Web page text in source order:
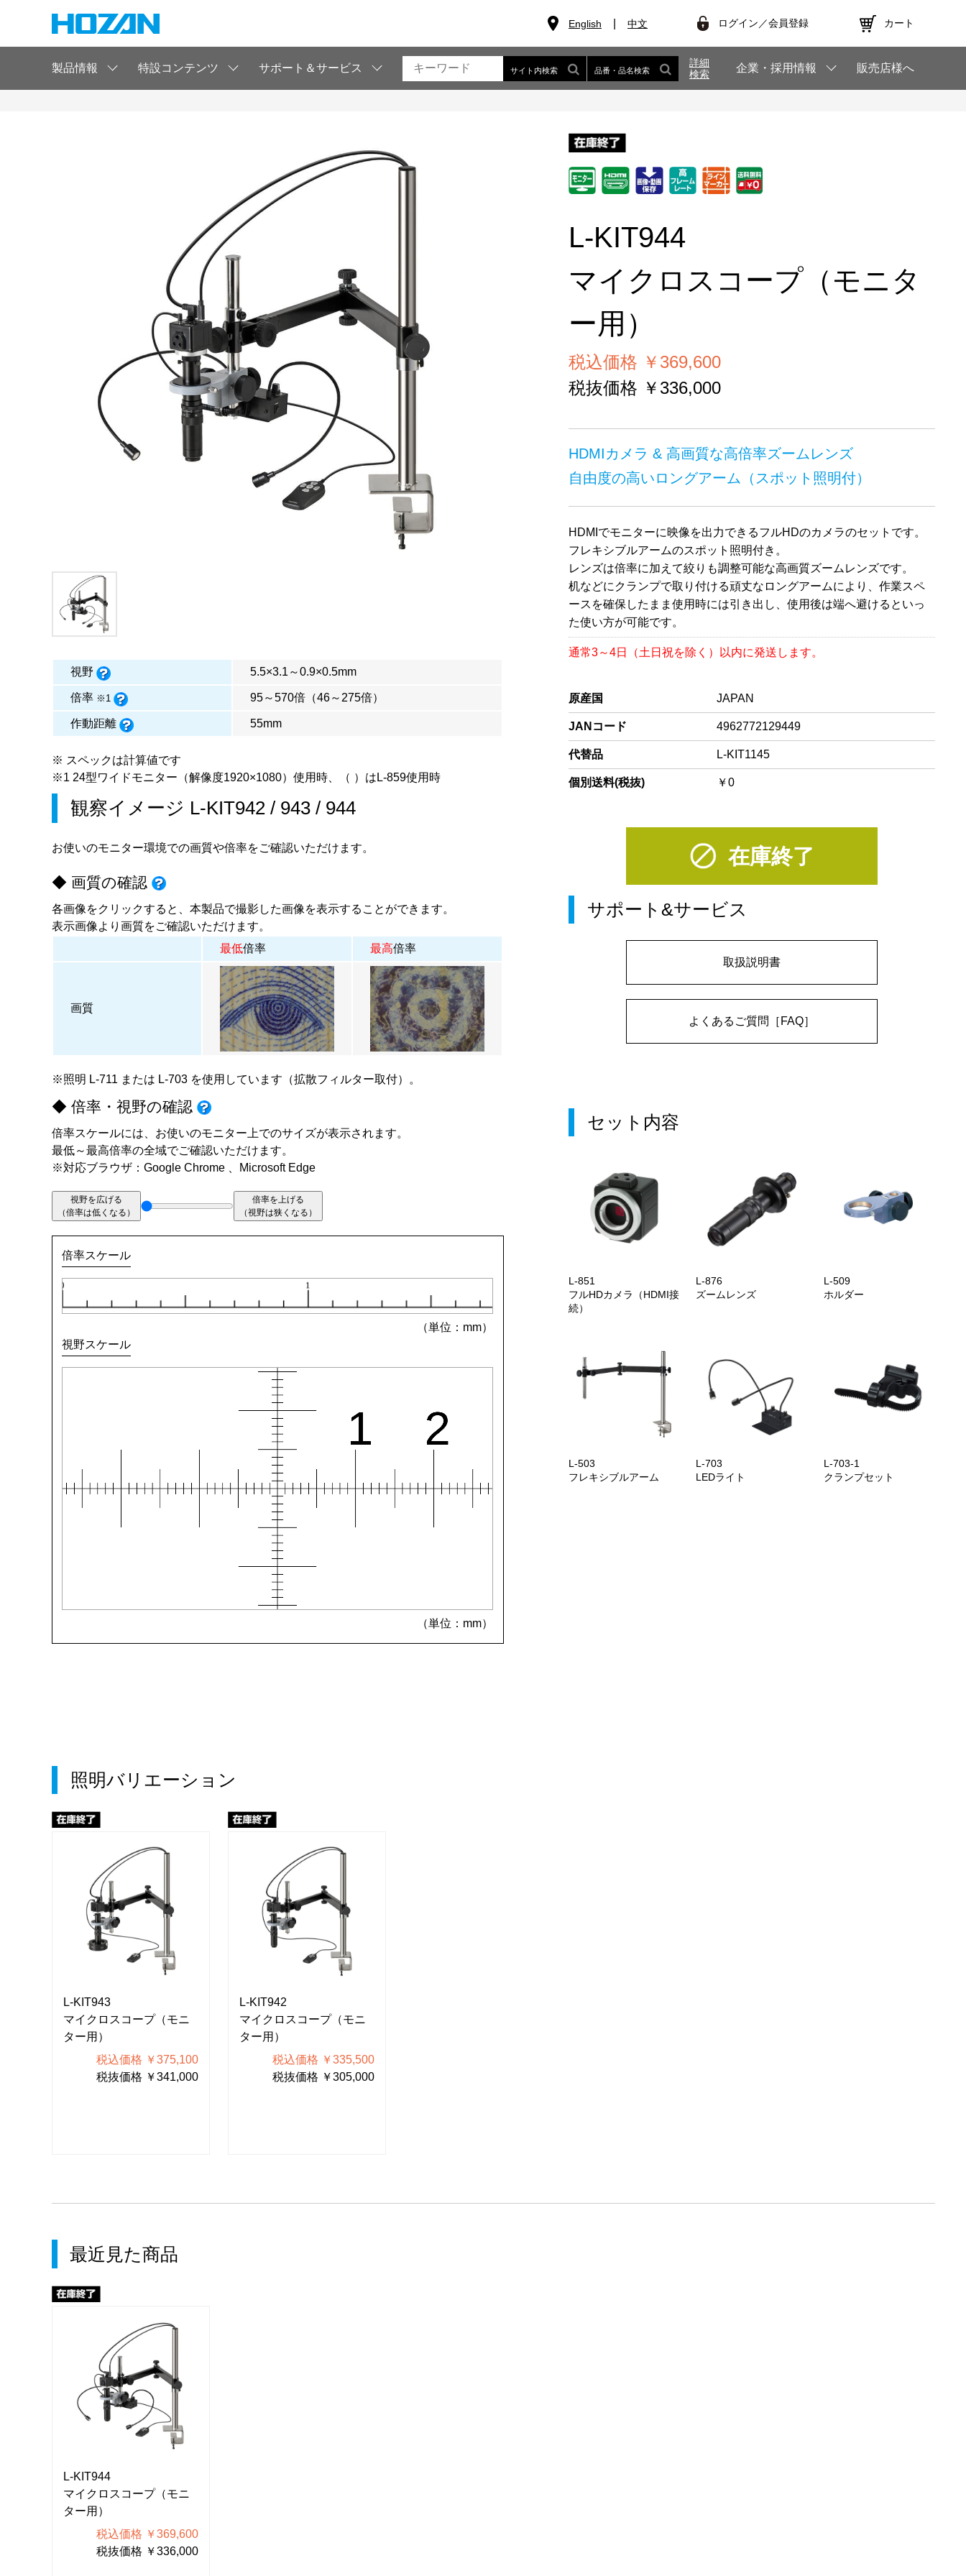
English 中文 ログイン／会員登録 カート
製品情報 特設コンテンツ サポート＆サービス サイト内検索 品番・品名検索
詳細
検索
企業・採用情報 販売店様へ
視野 5.5×3.1～0.9×0.5mm
倍率 ※1 95～570倍（46～275倍）
作動距離 55mm
※ スペックは計算値です
※1 24型ワイドモニター（解像度1920×1080）使用時、（ ）はL-859使用時
観察イメージ L-KIT942 / 943 / 944
お使いのモニター環境での画質や倍率をご確認いただけます。
◆ 画質の確認
各画像をクリックすると、本製品で撮影した画像を表示することができます。
表示画像より画質をご確認いただけます。
最低倍率 最高倍率
画質
※照明 L-711 または L-703 を使用しています（拡散フィルター取付）。
◆ 倍率・視野の確認
倍率スケールには、お使いのモニター上でのサイズが表示されます。
最低～最高倍率の全域でご確認いただけます。
※対応ブラウザ：Google Chrome 、Microsoft Edge
視野を広げる
（倍率は低くなる）
倍率を上げる
（視野は狭くなる）
倍率スケール
（単位：mm）
視野スケール
（単位：mm）
L-KIT944
マイクロスコープ（モニタ
ー用）
税込価格 ￥369,600
税抜価格 ￥336,000
HDMIカメラ & 高画質な高倍率ズームレンズ
自由度の高いロングアーム（スポット照明付）
HDMIでモニターに映像を出力できるフルHDのカメラのセットです。
フレキシブルアームのスポット照明付き。
レンズは倍率に加えて絞りも調整可能な高画質ズームレンズです。
机などにクランプで取り付ける頑丈なロングアームにより、作業スペ
ースを確保したまま使用時には引き出し、使用後は端へ避けるといっ
た使い方が可能です。
通常3～4日（土日祝を除く）以内に発送します。
原産国 JAPAN
JANコード 4962772129449
代替品 L-KIT1145
個別送料(税抜) ￥0
在庫終了
サポート&サービス
取扱説明書
よくあるご質問［FAQ］
セット内容
L-851
フルHDカメラ（HDMI接
続）
L-876
ズームレンズ
L-509
ホルダー
L-503
フレキシブルアーム
L-703
LEDライト
L-703-1
クランプセット
照明バリエーション
L-KIT943
マイクロスコープ（モニ
ター用）
税込価格 ￥375,100
税抜価格 ￥341,000
L-KIT942
マイクロスコープ（モニ
ター用）
税込価格 ￥335,500
税抜価格 ￥305,000
最近見た商品
L-KIT944
マイクロスコープ（モニ
ター用）
税込価格 ￥369,600
税抜価格 ￥336,000